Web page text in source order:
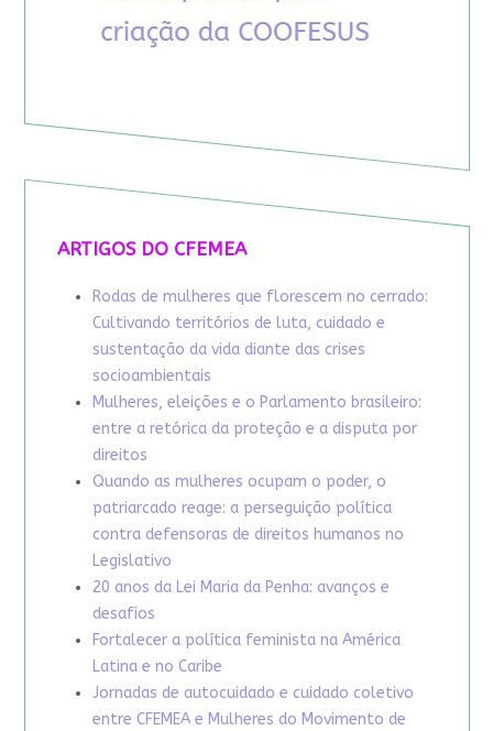
ARTIGOS DO CFEMEA
Rodas de mulheres que florescem no cerrado:
Cultivando territórios de luta, cuidado e
sustentação da vida diante das crises
socioambientais
Mulheres, eleições e o Parlamento brasileiro:
entre a retórica da proteção e a disputa por
direitos
Quando as mulheres ocupam o poder, o
patriarcado reage: a perseguição política
contra defensoras de direitos humanos no
Legislativo
20 anos da Lei Maria da Penha: avanços e
desafios
Fortalecer a política feminista na América
Latina e no Caribe
Jornadas de autocuidado e cuidado coletivo
entre CFEMEA e Mulheres do Movimento de